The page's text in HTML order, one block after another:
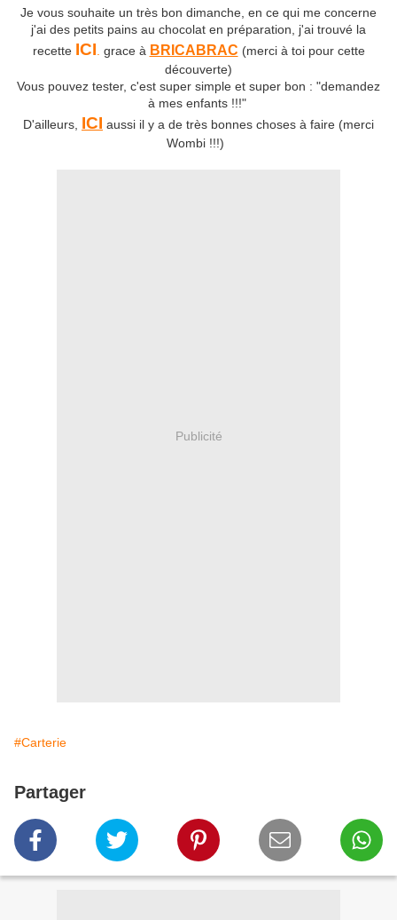
Je vous souhaite un très bon dimanche, en ce qui me concerne
j'ai des petits pains au chocolat en préparation, j'ai trouvé la
recette ICI grace à BRICABRAC (merci à toi pour cette
découverte)
Vous pouvez tester, c'est super simple et super bon : "demandez
à mes enfants !!!"
D'ailleurs, ICI aussi il y a de très bonnes choses à faire (merci
Wombi !!!)
Publicité
#Carterie
Partager